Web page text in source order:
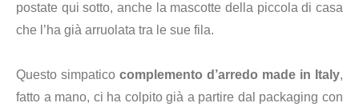
postate qui sotto, anche la mascotte della piccola di casa
che l’ha già arruolata tra le sue fila.
Questo simpatico complemento d’arredo made in Italy,
fatto a mano, ci ha colpito già a partire dal packaging con